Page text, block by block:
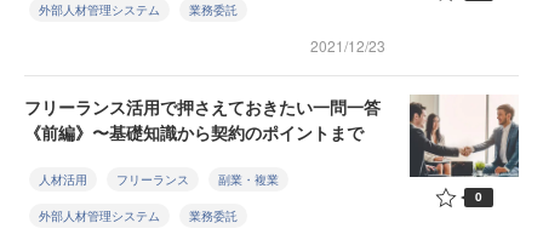
外部人材管理システム 業務委託
2021/12/23
フリーランス活用で押さえておきたい一問一答
《前編》〜基礎知識から契約のポイントまで
人材活用 フリーランス 副業・複業
外部人材管理システム 業務委託
0